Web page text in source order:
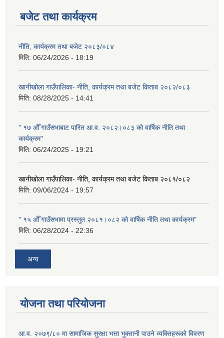
बजेट तथा कार्यक्रम
नीति, कार्यक्रम तथा बजेट २०८३/०८४
मिति: 06/24/2026 - 18:19
खानीखोला गाउँपालिका- नीति, कार्यक्रम तथा बजेट किताब २०८२/०८३
मिति: 08/28/2025 - 14:41
" १७ औँ गाउँसभाबाट पारित आ.व. २०८२।०८३ को वार्षिक नीति तथा
कार्यक्रम"
मिति: 06/24/2025 - 19:21
खानीखोला गाउँपालिका- नीति, कार्यक्रम तथा बजेट किताब २०८१/०८२
मिति: 09/06/2024 - 19:57
" १५ औँ गाउँसभामा प्रस्तुत २०८१।०८२ को वार्षिक नीति तथा कार्यक्रम"
मिति: 06/28/2024 - 22:36
अन्य
योजना तथा परियोजना
आ.व. २०७९/८० मा सामाजिक सुरक्षा भत्ता भुक्तानी पाउने व्यक्तिहरूको विवरण